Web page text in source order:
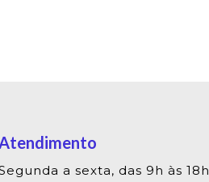
a sexta, das 9h às 18h